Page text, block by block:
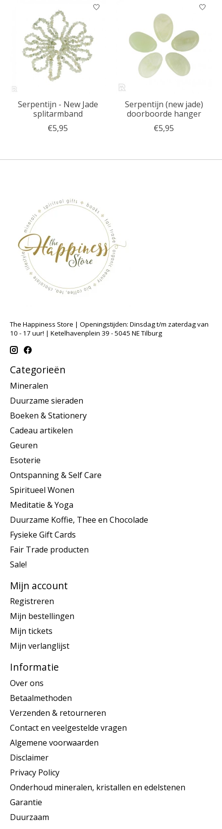
Serpentijn - New Jade
splitarmband
€5,95
Serpentijn (new jade)
doorboorde hanger
€5,95
The Happiness Store | Openingstijden: Dinsdag t/m zaterdag van
10 - 17 uur! | Ketelhavenplein 39 - 5045 NE Tilburg
Categorieën
Mineralen
Duurzame sieraden
Boeken & Stationery
Cadeau artikelen
Geuren
Esoterie
Ontspanning & Self Care
Spiritueel Wonen
Meditatie & Yoga
Duurzame Koffie, Thee en Chocolade
Fysieke Gift Cards
Fair Trade producten
Sale!
Mijn account
Registreren
Mijn bestellingen
Mijn tickets
Mijn verlanglijst
Informatie
Over ons
Betaalmethoden
Verzenden & retourneren
Contact en veelgestelde vragen
Algemene voorwaarden
Disclaimer
Privacy Policy
Onderhoud mineralen, kristallen en edelstenen
Garantie
Duurzaam